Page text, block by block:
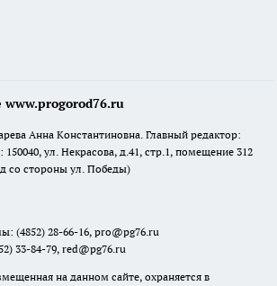
www.progorod76.ru
Анна Константиновна. Главный редактор:
ул. Некрасова, д.41, стр.1, помещение 312
со стороны ул. Победы)
(4852) 28-66-16, pro@pg76.ru
33-84-79, red@pg76.ru
на данном сайте, охраняется в